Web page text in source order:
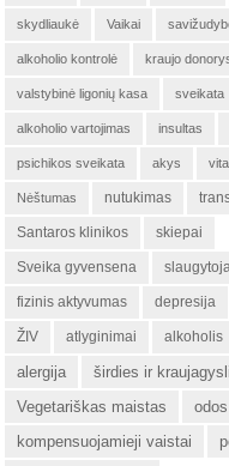
skydliaukė Vaikai
alkoholio kontrolė kraujo
valstybinė ligonių kasa sveikata
alkoholio vartojimas insultas
psichikos sveikata akys
Nėštumas nutukimas
Santaros klinikos skiepai
Sveika gyvensena
fizinis aktyvumas depresija
ŽIV atlyginimai alkoholis
alergija
širdies ir
Vegetariškas maistas
kompensuojamieji vaistai